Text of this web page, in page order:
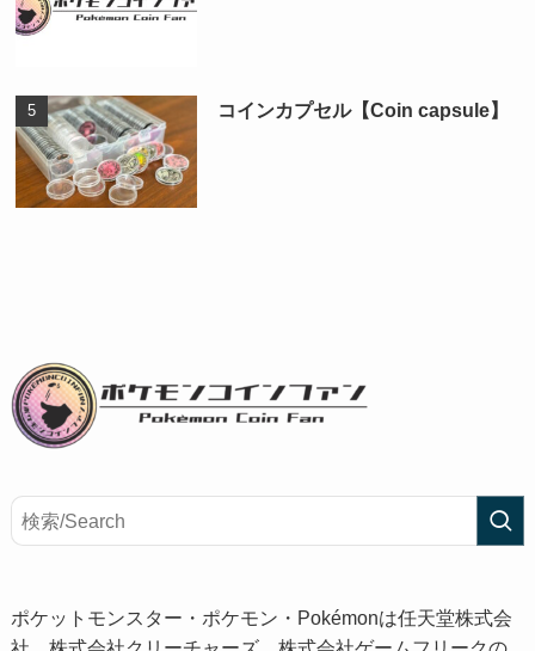
コインカプセル【Coin capsule】
ポケットモンスター・ポケモン・Pokémonは任天堂株式会